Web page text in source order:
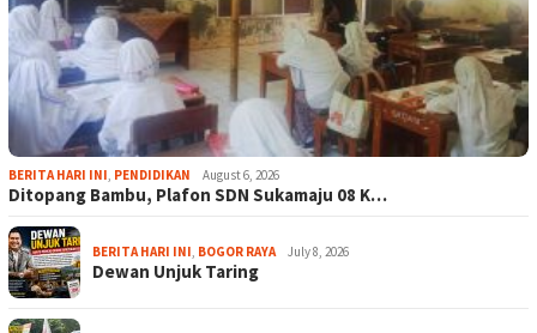
BERITA HARI INI, PENDIDIKAN August 6, 2026
Ditopang Bambu, Plafon SDN Sukamaju 08 K…
BERITA HARI INI, BOGOR RAYA July 8, 2026
Dewan Unjuk Taring